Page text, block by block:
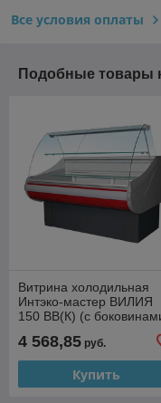
Все условия оплаты
Подобные товары
Витрина холодильная
Интэко-мастер ВИЛИЯ
150 ВВ(К) (с
4 568,85 руб.
Купить